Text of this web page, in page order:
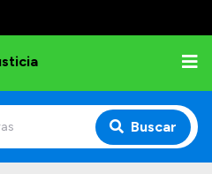
Buscar